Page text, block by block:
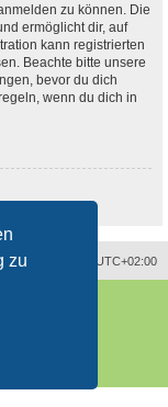
zu
zu können. Die
ermöglicht dir, auf
kann registrierten
Beachte bitte unsere
bevor du dich
wenn du dich in
Alle Zeiten sind UTC+02:00